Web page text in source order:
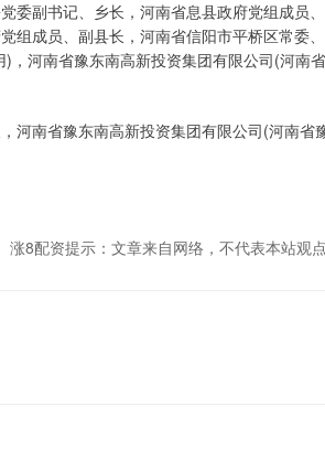
委副书记、乡长，河南省息县政府党组成员
组成员、副县长，河南省信阳市平桥区常委
河南省豫东南高新投资集团有限公司(河南
南省豫东南高新投资集团有限公司(河南省
涨8配资提示：文章来自网络，不代表本站观点